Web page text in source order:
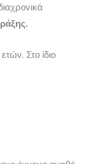
Στο ίδιο